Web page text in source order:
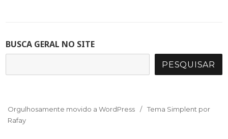
BUSCA GERAL NO SITE
PESQUISAR
Orgulhosamente movido a WordPress
Tema Simplent por
Rafay